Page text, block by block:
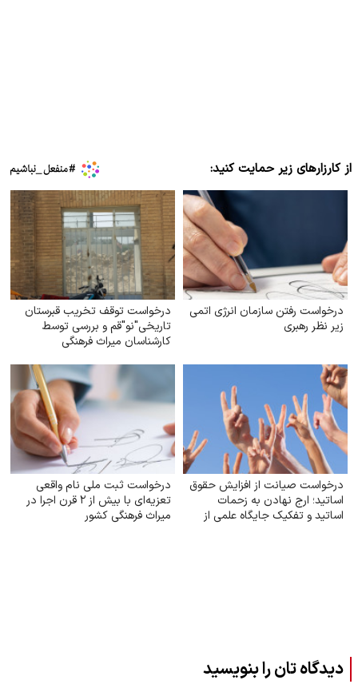
از کارزارهای زیر حمایت کنید:
درخواست رفتن سازمان انرژی اتمی
زیر نظر رهبری
درخواست توقف تخریب قبرستان
تاریخی"نو"قم و بررسی توسط
کارشناسان میراث فرهنگی
درخواست صیانت از افزایش حقوق
اساتید؛ ارج نهادن به زحمات
اساتید و تفکیک جایگاه علمی از
درخواست ثبت ملی نام واقعی
تعزیه‌ای با بیش از ۲ قرن اجرا در
میراث فرهنگی کشور
دیدگاه تان را بنویسید